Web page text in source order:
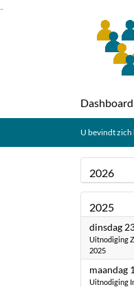
Ga naar de inhoud van deze
Dashboard
U bevindt zich
2026
2025
dinsdag
Uitnodiging
2025
maandag
Uitnodiging